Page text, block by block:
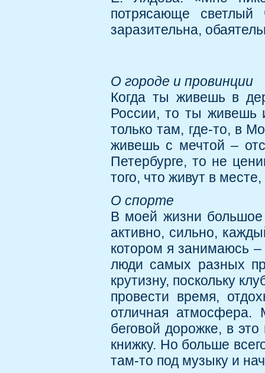
потрясающе
заразительна,
О городе и провинции
Когда ты живешь в
России, то ты живешь
только там, где-то, в
живешь с мечтой –
Петербурге, то не
того, что живут в месте,
О спорте
В моей жизни большое
активно, сильно,
котором я занимаюсь
люди самых разных
крутизну, поскольку
провести время,
отличная атмосфера.
беговой дорожке, в
книжку. Но больше
там-то под музыку и